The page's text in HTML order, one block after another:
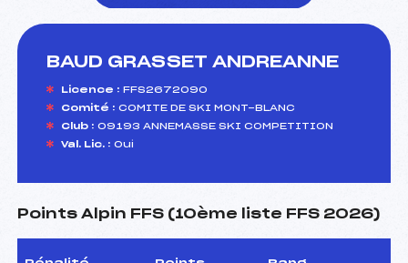
BAUD GRASSET ANDREANNE
Licence : FFS2672090
Comité : COMITE DE SKI MONT-BLANC
Club : 09193 ANNEMASSE SKI COMPETITION
Val. Lic. : Oui
Points Alpin FFS (10ème liste FFS 2026)